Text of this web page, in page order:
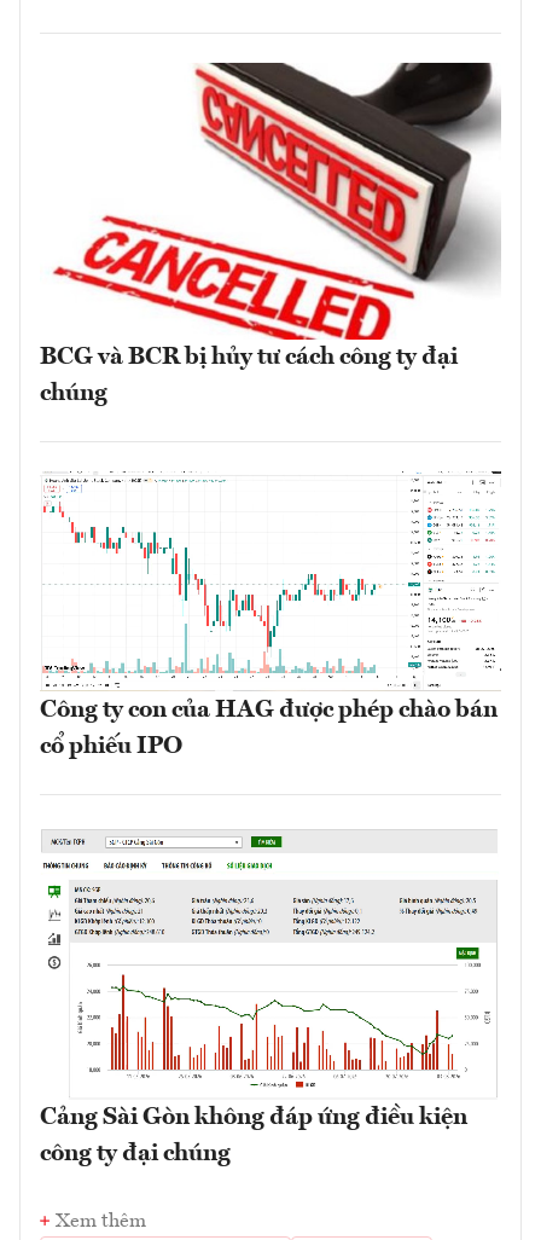
BCG và BCR bị hủy tư cách công ty đại
chúng
Công ty con của HAG được phép chào bán
cổ phiếu IPO
Cảng Sài Gòn không đáp ứng điều kiện
công ty đại chúng
Xem thêm